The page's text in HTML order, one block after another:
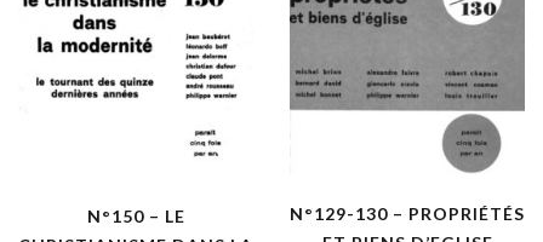
N°150 – LE
N°129-130 – PROPRIÉTÉS